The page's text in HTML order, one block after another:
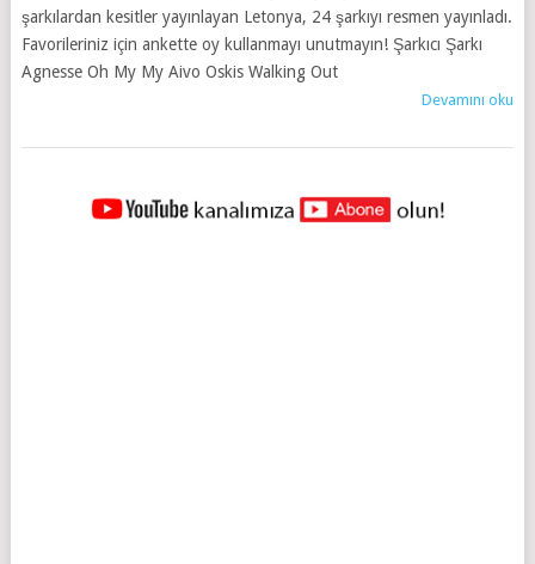
şarkılardan kesitler yayınlayan Letonya, 24 şarkıyı resmen yayınladı.
Favorileriniz için ankette oy kullanmayı unutmayın! Şarkıcı Şarkı
Agnesse Oh My My Aivo Oskis Walking Out
Devamını oku
YAZILAR